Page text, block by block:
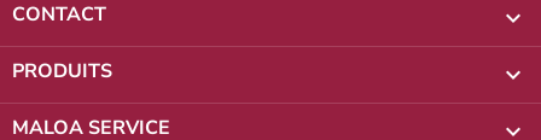
CONTACT 
PRODUITS 
MALOA SERVICE 